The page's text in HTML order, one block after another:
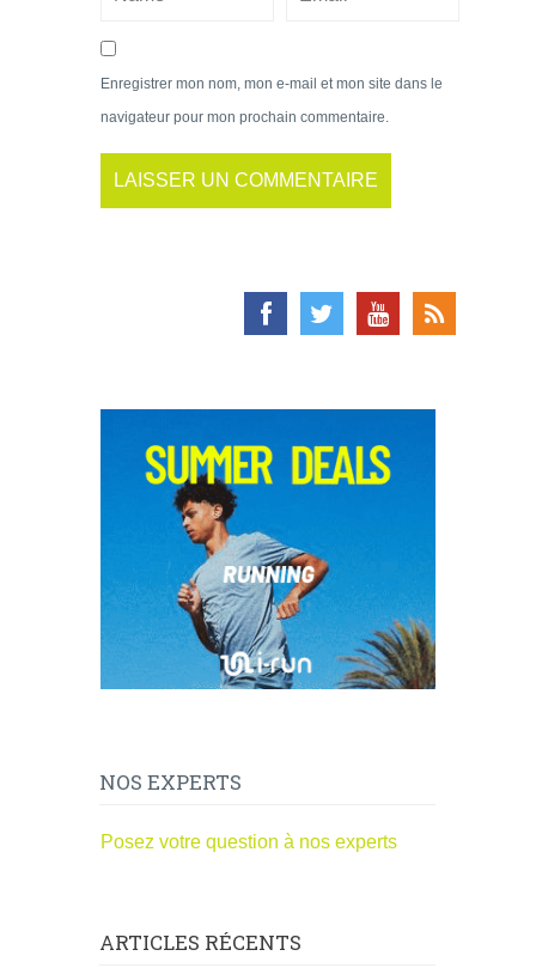
Enregistrer mon nom, mon e-mail et mon site dans le
navigateur pour mon prochain commentaire.
NOS EXPERTS
Posez votre question à nos experts
ARTICLES RÉCENTS